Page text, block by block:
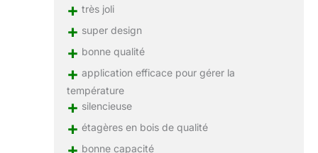
+ très joli
+ super design
+ bonne qualité
+ application efficace pour gérer la
température
+ silencieuse
+ étagères en bois de qualité
bonne capacité